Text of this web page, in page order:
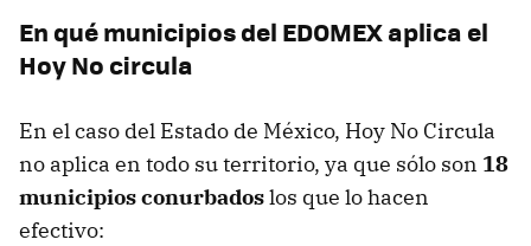
En qué municipios del EDOMEX aplica el
Hoy No circula
En el caso del Estado de México, Hoy No Circula
no aplica en todo su territorio, ya que sólo son 18
municipios conurbadoslos que lo hacen
efectivo: